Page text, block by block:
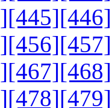
[445][446]
[456][457]
[467][468]
[478][479]